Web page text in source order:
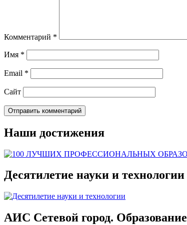
Комментарий *
Имя *
Email *
Сайт
Наши достижения
Десятилетие науки и технологии
АИС Сетевой город. Образование